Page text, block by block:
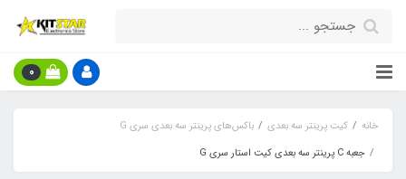
0
خانه کیت پرینتر سه بعدی
باکس‌های پرینتر سه بعدی سری G
جعبه C پرینتر سه بعدی کیت استار سری G